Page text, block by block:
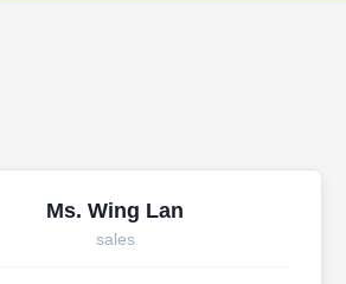
Ms. Wing Lan
sales